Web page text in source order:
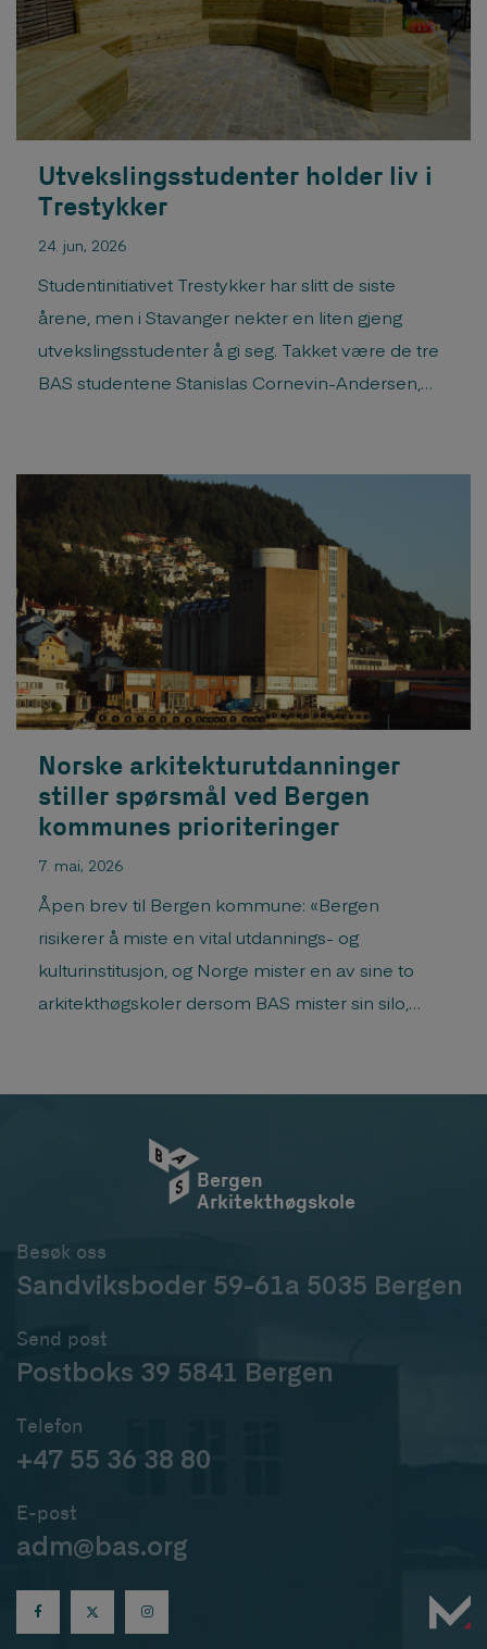
Utvekslingsstudenter holder liv i
Trestykker
24. jun, 2026
Studentinitiativet Trestykker har slitt de siste
årene, men i Stavanger nekter en liten gjeng
utvekslingsstudenter å gi seg. Takket være de tre
BAS studentene Stanislas Cornevin-Andersen,
artikkelen i Arkitektur.no Her kan du se storyene
Norske arkitekturutdanninger
stiller spørsmål ved Bergen
kommunes prioriteringer
7. mai, 2026
Åpen brev til Bergen kommune: «Bergen
risikerer å miste en vital utdannings- og
kulturinstitusjon, og Norge mister en av sine to
arkitekthøgskoler dersom BAS mister sin silo,
Bergen
Arkitekthøgskole
Besøk oss
Sandviksboder 59-61a 5035 Bergen
Send post
Postboks 39 5841 Bergen
Telefon
+47 55 36 38 80
E-post
adm@bas.org